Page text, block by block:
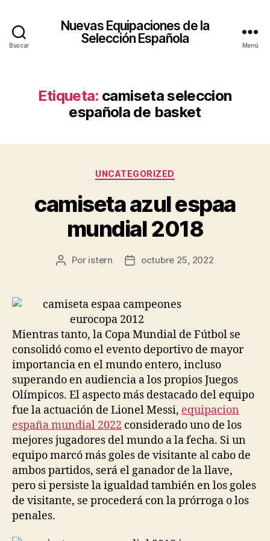
Buscar
Nuevas Equipaciones de la
Selección Española
Menú
Etiqueta: camiseta seleccion
española de basket
Categorías
UNCATEGORIZED
camiseta azul espaa
mundial 2018
Autor
entrada
Por istern
Fecha
entrada
octubre 25, 2022
Mientras tanto, la Copa Mundial de Fútbol se
consolidó como el evento deportivo de mayor
importancia en el mundo entero, incluso
superando en audiencia a los propios Juegos
Olímpicos. El aspecto más destacado del equipo
fue la actuación de Lionel Messi, equipacion
españa mundial 2022 considerado uno de los
mejores jugadores del mundo a la fecha. Si un
equipo marcó más goles de visitante al cabo de
ambos partidos, será el ganador de la llave,
pero si persiste la igualdad también en los goles
de visitante, se procederá con la prórroga o los
penales.